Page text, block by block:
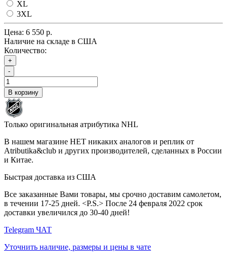
XL
3XL
Цена: 6 550 р.
Наличие на складе в США
Количество:
+
-
В корзину
Только оригинальная атрибутика NHL
В нашем магазине НЕТ никаких аналогов и реплик от
Atributika&club и других производителей, сделанных в России
и Китае.
Быстрая доставка из США
Все заказанные Вами товары, мы срочно доставим самолетом,
в течении 17-25 дней. <P.S.> После 24 февраля 2022 срок
доставки увеличился до 30-40 дней!
Telegram ЧАТ
Уточнить наличие, размеры и цены в чате